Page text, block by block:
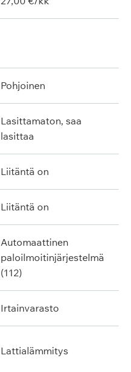
pohjoinen
lasittamaton, saa
lasittaa
liitäntä on
liitäntä on
automaattinen
paloilmoitinjärjestelmä
(112)
irtainvarasto
lattialämmitys